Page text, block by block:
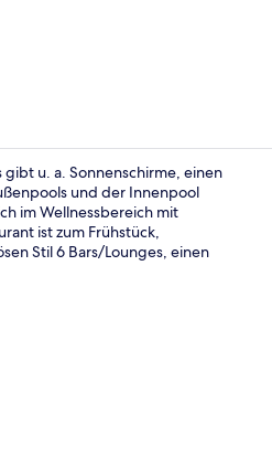
u. a. Sonnenschirme, einen
und der Innenpool
im Wellnessbereich mit
ist zum Frühstück,
Stil 6 Bars/Lounges, einen